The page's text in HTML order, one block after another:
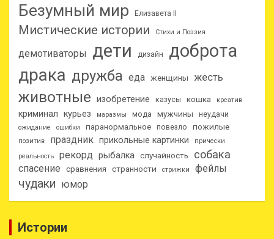
Безумный мир Елизавета II
Мистические истории Стихи и Поэзия
демотиваторы дети дизайн доброта
драка дружба еда женщины жесть
животные изобретение казусы кошка креатив
криминал курьез маразмы мода мужчины неудачи
ожидание ошибки паранормальное повезло пожилые
позитив праздник прикольные картинки
прически
реальность
рекорд рыбалка случайность собака
спасение сравнения странности стрижки фейлы
чудаки юмор
Истории